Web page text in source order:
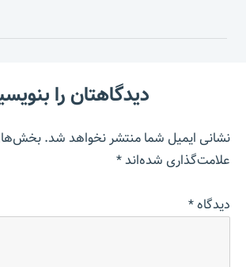
دیدگاهتان را
نشانی ایمیل شما منتشر نخواهد شد.
علامت‌گذاری شده‌اند*
دیدگاه*